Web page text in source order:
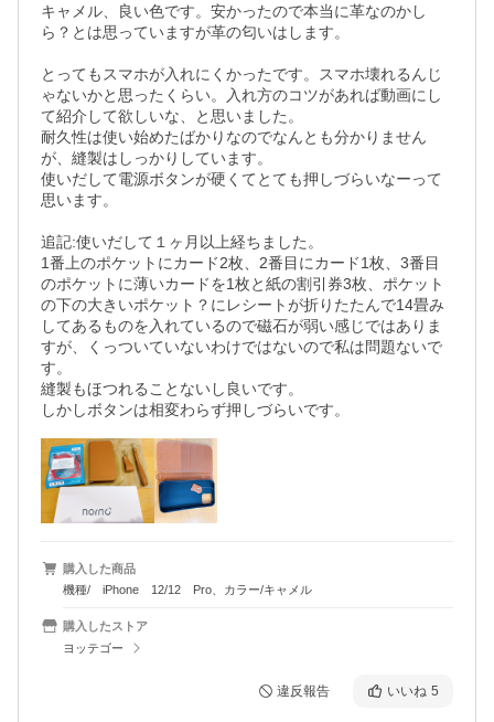
キャメル、良い色です。安かったので本当に革なのかし
ら？とは思っていますが革の匂いはします。
とってもスマホが入れにくかったです。スマホ壊れるんじ
ゃないかと思ったくらい。入れ方のコツがあれば動画にし
て紹介して欲しいな、と思いました。
耐久性は使い始めたばかりなのでなんとも分かりません
が、縫製はしっかりしています。
使いだして電源ボタンが硬くてとても押しづらいなーって
思います。
追記:使いだして１ヶ月以上経ちました。
1番上のポケットにカード2枚、2番目にカード1枚、3番目
のポケットに薄いカードを1枚と紙の割引券3枚、ポケット
の下の大きいポケット？にレシートが折りたたんで14畳み
してあるものを入れているので磁石が弱い感じではありま
すが、くっついていないわけではないので私は問題ないで
す。
縫製もほつれることないし良いです。
しかしボタンは相変わらず押しづらいです。
購入した商品
機種/ iPhone 12/12 Pro、カラー/キャメル
購入したストア
ヨッテゴー
違反報告 いいね 5